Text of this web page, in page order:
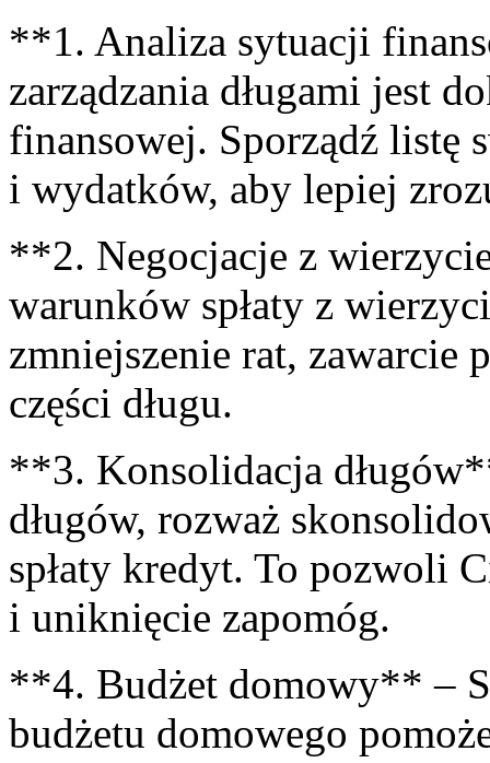
**1. Analiza sytuacji
‌zarządzania długami jest
finansowej. Sporządź listę
i wydatków, aby lepiej
**2. Negocjacje z
warunków spłaty z
⁢zmniejszenie⁢ rat, zawarcie
części długu.
**3. Konsolidacja
długów, rozważ
spłaty ‍kredyt. To pozwoli
i uniknięcie zapomóg.
**4. Budżet domowy** –
budżetu domowego